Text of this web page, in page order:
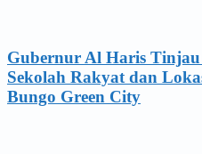
Gubernur Al Haris
Sekolah Rakyat dan
Bungo Green City